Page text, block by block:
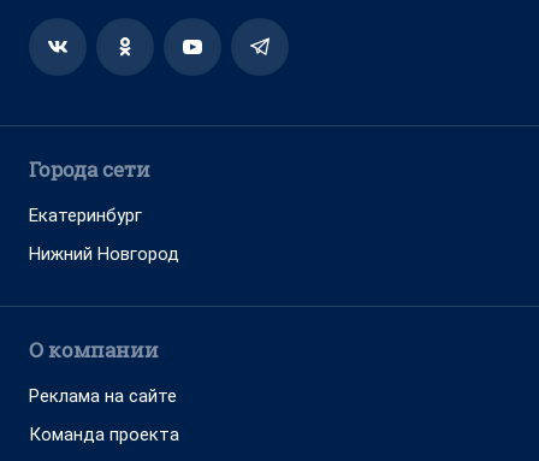
Города сети
Екатеринбург
Нижний Новгород
О компании
Реклама на сайте
Команда проекта